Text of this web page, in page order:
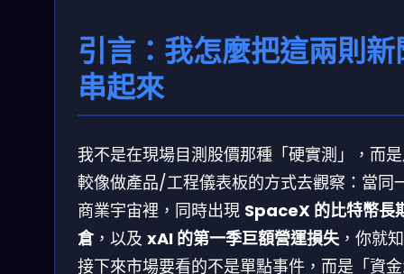
引言：我怎麼把這兩則新
串起來
我不是在現場目測股價那種「硬實測」，而
較像做產品/工程儀表板的方式去觀察：當同
商業宇宙裡，同時出現 SpaceX 的比特幣長
倉，以及 xAI 的第一季巨額營運損失，你就
接下來市場要看的不是單點事件，而是「資